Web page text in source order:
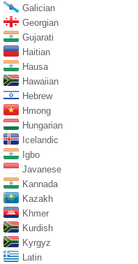
Galician
Georgian
Gujarati
Haitian
Hausa
Hawaiian
Hebrew
Hmong
Hungarian
Icelandic
Igbo
Javanese
Kannada
Kazakh
Khmer
Kurdish
Kyrgyz
Latin